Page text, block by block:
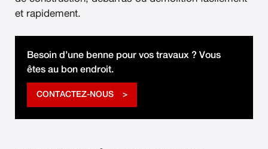
et rapidement.
Besoin d’une benne pour vos travaux ? Vous
êtes au bon endroit.
CONTACTEZ-NOUS